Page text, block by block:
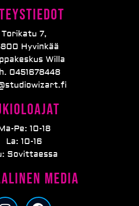
Torikatu 7,
Hyvinkää
Willa
0451678448
Pe: 10-18
La: 10-16
Sovittaessa
media
I F